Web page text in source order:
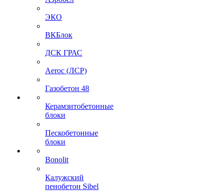
ЭКО
ВКБлок
ДСК ГРАС
Aeroc (ЛСР)
Газобетон 48
Керамзитобетонные
блоки
Пескобетонные
блоки
Bonolit
Калужский
пенобетон Sibel